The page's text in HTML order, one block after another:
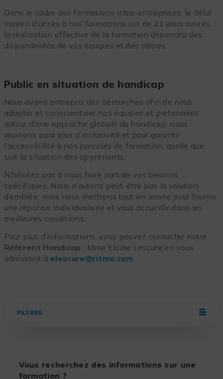
Dans le cadre des formations intra-entreprises, le délai
moyen d’accès à nos formations est de 21 jours ouvrés ;
la réalisation effective de la formation dépendra des
disponibilités de vos équipes et des nôtres.
Public en situation de handicap
Nous avons entrepris des démarches afin de nous
adapter et conscientiser nos équipes et partenaires
autour d’une approche globale du handicap, nous
œuvrons pour plus d’inclusivité et pour garantir
l’accessibilité à nos parcours de formation, quelle que
soit la situation des apprenants.
N’hésitez pas à nous faire part de vos besoins
spécifiques. Nous n’aurons peut-être pas la solution
d’emblée, mais nous mettrons tout en œuvre pour fournir
une réponse individualisée et vous accueillir dans les
meilleures conditions.
Pour plus d’informations, vous pouvez contacter notre
Référent Handicap : Mme Elodie Lescure en vous
adressant à elescure@ritme.com.
FILTRES
Vous recherchez des informations sur une
formation ?